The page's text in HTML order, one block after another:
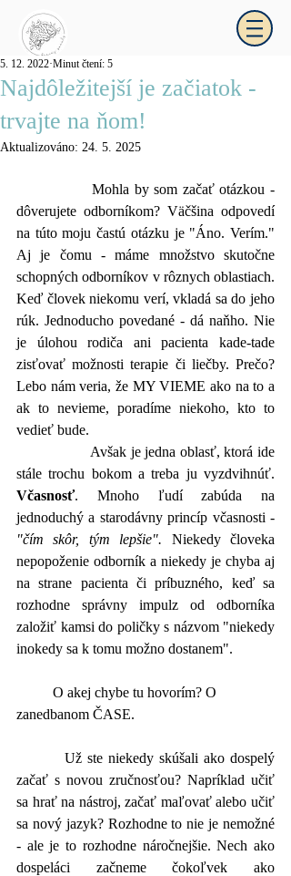
_kráčajpomaly
Najdôležitejší je začiatok -
trvajte na ňom!
5. 12. 2022 Minut čtení: 5
Aktualizováno: 24. 5. 2025
		Mohla by som začať otázkou -
dôverujete odborníkom? Väčšina odpovedí
na túto moju častú otázku je "Áno. Verím."
Aj je čomu - máme množstvo skutočne
schopných odborníkov v rôznych oblastiach.
Keď človek niekomu verí, vkladá sa do jeho
rúk. Jednoducho povedané - dá naňho. Nie
je úlohou rodiča ani pacienta kade-tade
zisťovať možnosti terapie či liečby. Prečo?
Lebo nám veria, že MY VIEME ako na to a
ak to nevieme, poradíme niekoho, kto to
vedieť bude.
Včasnosť. Mnoho ľudí zabúda na
"čím skôr, tým lepšie". Niekedy človeka
nepopoženie odborník a niekedy je chyba aj
na strane pacienta či príbuzného, keď sa
rozhodne správny impulz od odborníka
založiť kamsi do poličky s názvom "niekedy
inokedy sa k tomu možno dostanem".
zanedbanom ČASE.
         Už ste niekedy skúšali ako dospelý
začať s novou zručnosťou? Napríklad učiť
sa hrať na nástroj, začať maľovať alebo učiť
sa nový jazyk? Rozhodne to nie je nemožné
- ale je to rozhodne náročnejšie. Nech ako
dospeláci začneme čokoľvek ako